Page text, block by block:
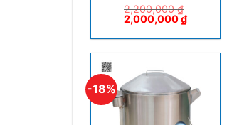
2,200,000₫
2,000,000₫
-18%